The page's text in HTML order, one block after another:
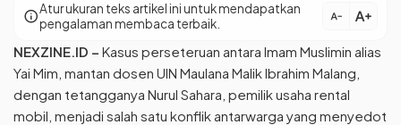
infoAtur ukuran teks artikel ini untuk mendapatkan
pengalaman membaca terbaik.
text_decrease text_increase
NEXZINE.ID – Kasus perseteruan antara Imam Muslimin alias
Yai Mim, mantan dosen UIN Maulana Malik Ibrahim Malang,
dengan tetangganya Nurul Sahara, pemilik usaha rental
mobil, menjadi salah satu konflik antarwarga yang menyedot